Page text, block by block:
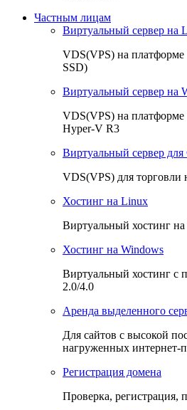
Частным лицам
Виртуальный сервер на
VDS(VPS) на
SSD)
Виртуальный сервер на
VDS(VPS) на
Hyper-V R3
Виртуальный сервер
VDS(VPS) для торговли
Хостинг на Linux
Виртуальный хостинг
Хостинг на Windows
Виртуальный хостинг с
2.0/4.0
Аренда выделенного
Для сайтов с высокой
нагруженных интернет-
Регистрация домена
Проверка, регистрация,